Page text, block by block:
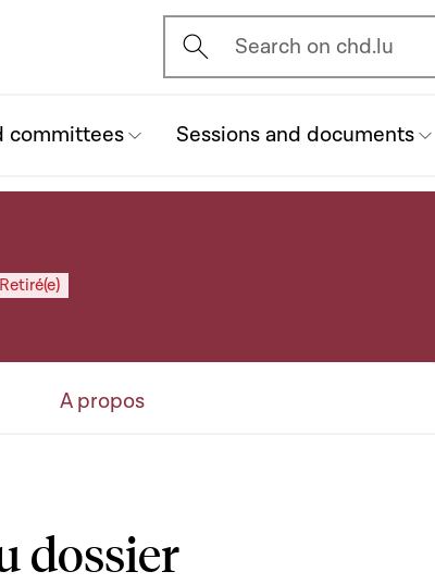
Ouvrir l'écran de recherche
Search on chd.lu
committees Sessions and documents
Retiré(e)
A propos
dossier